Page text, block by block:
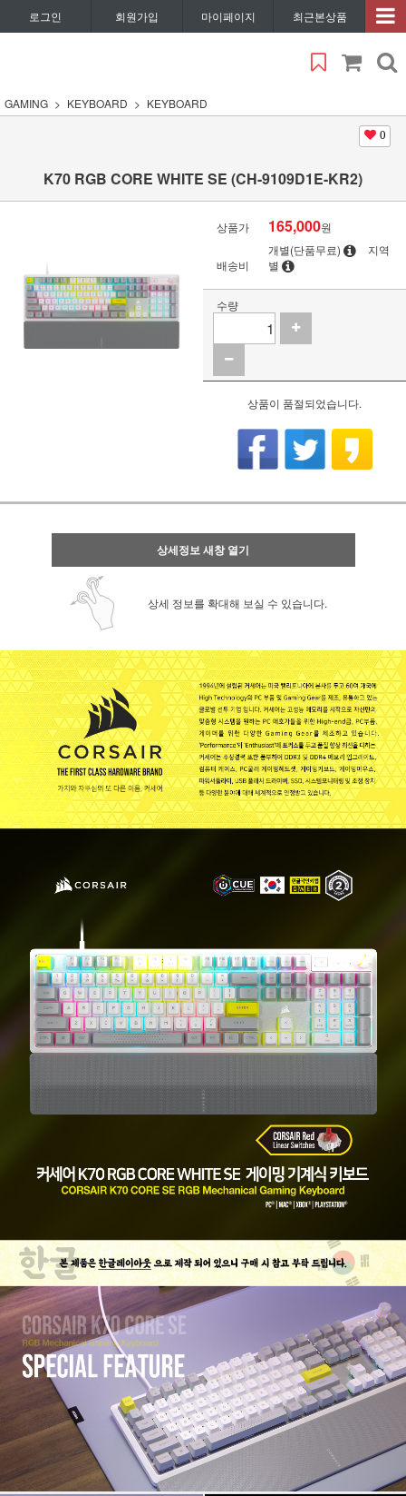
로그인 회원가입 마이페이지 최근본상품
GAMING KEYBOARD KEYBOARD
0
K70 RGB CORE WHITE SE (CH-9109D1E-KR2)
상품가 165,000원
배송비
개별(단품무료)
지역
별
수량
상품이 품절되었습니다.
상세정보 새창 열기
상세 정보를 확대해 보실 수 있습니다.